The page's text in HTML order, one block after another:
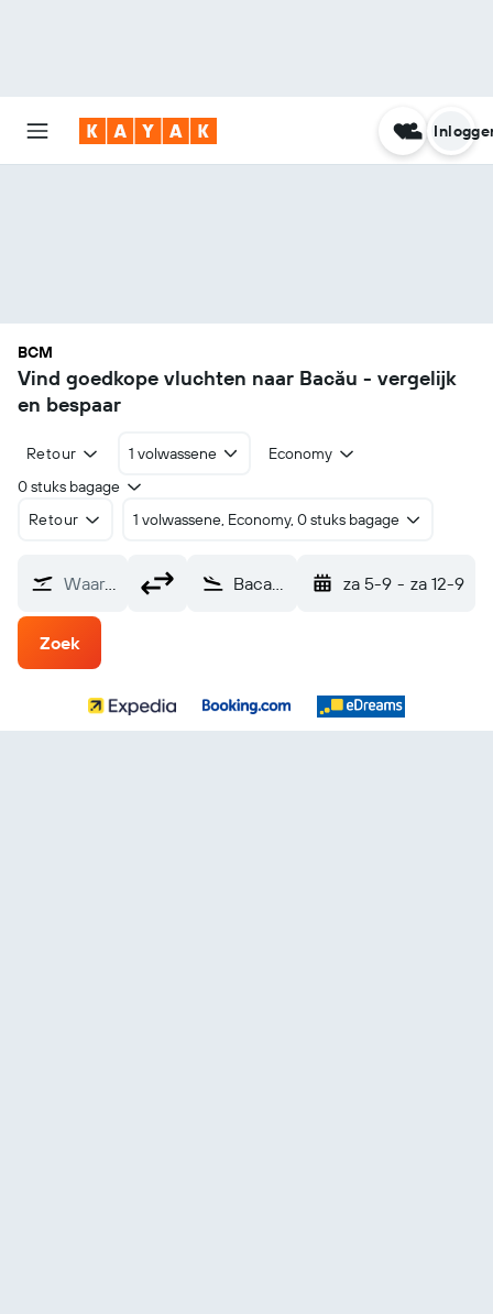
BCM
Vind goedkope vluchten naar Bacău - vergelijk
en bespaar
Retour 1 volwassene
Economy
0 stuks bagage
Retour
1 volwassene, Economy, 0 stuks bagage
Waarvandaan? Bacau (BCM) za 5-9 - za 12-9
Zoek